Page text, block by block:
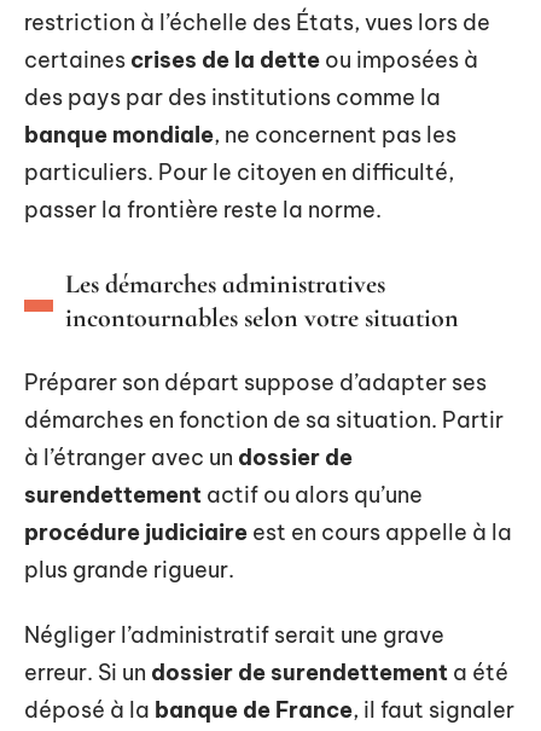
restriction à l’échelle des États, vues lors de
certaines crises de la dette ou imposées à
des pays par des institutions comme la
banque mondiale, ne concernent pas les
particuliers. Pour le citoyen en difficulté,
passer la frontière reste la norme.
Les démarches administratives
incontournables selon votre situation
Préparer son départ suppose d’adapter ses
démarches en fonction de sa situation. Partir
à l’étranger avec un dossier de
surendettement actif ou alors qu’une
procédure judiciaire est en cours appelle à la
plus grande rigueur.
Négliger l’administratif serait une grave
erreur. Si un dossier de surendettement a été
déposé à la banque de France, il faut signaler